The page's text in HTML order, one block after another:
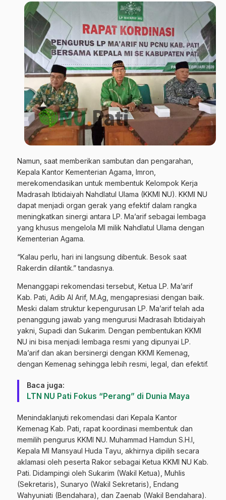
Namun, saat memberikan sambutan dan pengarahan,
Kepala Kantor Kementerian Agama, Imron,
merekomendasikan untuk membentuk Kelompok Kerja
Madrasah Ibtidaiyah Nahdlatul Ulama (KKMI NU). KKMI NU
dapat menjadi organ gerak yang efektif dalam rangka
meningkatkan sinergi antara LP. Ma’arif sebagai lembaga
yang khusus mengelola MI milik Nahdlatul Ulama dengan
Kementerian Agama.
“Kalau perlu, hari ini langsung dibentuk. Besok saat
Rakerdin dilantik.” tandasnya.
Menanggapi rekomendasi tersebut, Ketua LP. Ma’arif
Kab. Pati, Adib Al Arif, M.Ag, mengapresiasi dengan baik.
Meski dalam struktur kepengurusan LP. Ma’arif telah ada
penanggung jawab yang mengurusi Madrasah Ibtidaiyah
yakni, Supadi dan Sukarim. Dengan pembentukan KKMI
NU ini bisa menjadi lembaga resmi yang dipunyai LP.
Ma’arif dan akan bersinergi dengan KKMI Kemenag,
dengan Kemenag sehingga lebih resmi, legal, dan efektif.
Baca juga:
LTN NU Pati Fokus “Perang” di Dunia Maya
Menindaklanjuti rekomendasi dari Kepala Kantor
Kemenag Kab. Pati, rapat koordinasi membentuk dan
memilih pengurus KKMI NU. Muhammad Hamdun S.H.I,
Kepala MI Mansyaul Huda Tayu, akhirnya dipilih secara
aklamasi oleh peserta Rakor sebagai Ketua KKMI NU Kab.
Pati. Didampingi oleh Sukarim (Wakil Ketua), Muhlis
(Sekretaris), Sunaryo (Wakil Sekretaris), Endang
Wahyuniati (Bendahara), dan Zaenab (Wakil Bendahara).